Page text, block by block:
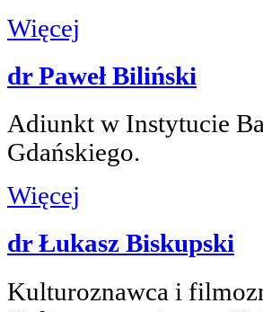
Więcej
dr Paweł Biliński
Adiunkt w Instytucie
Gdańskiego.
Więcej
dr Łukasz Biskupski
Kulturoznawca i